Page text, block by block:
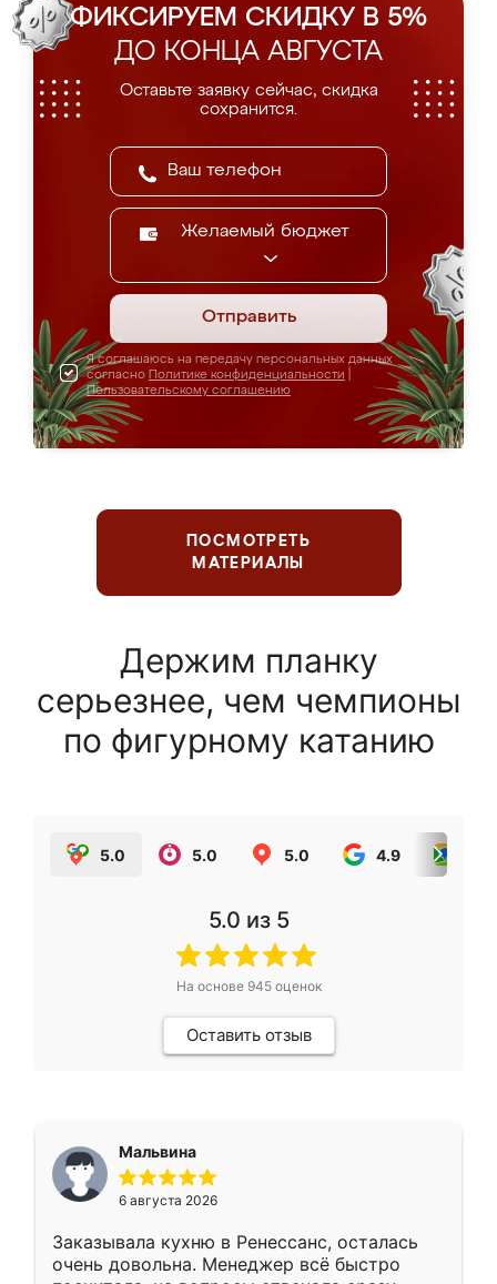
ФИКСИРУЕМ СКИДКУ В 5%
ДО КОНЦА АВГУСТА
Оставьте заявку сейчас, скидка
сохранится.
Желаемый бюджет
Отправить
Я соглашаюсь на передачу персональных данных
согласно Политике конфиденциальности
Пользовательскому соглашению
ПОСМОТРЕТЬ
МАТЕРИАЛЫ
Держим планку
серьезнее, чем чемпионы
по фигурному катанию
5.0 5.0 5.0 4.9
5.0 из 5
На основе 945оценок
Оставить отзыв
Мальвина
6 августа 2026
Заказывала кухню в Ренессанс, осталась
очень довольна. Менеджер всё быстро